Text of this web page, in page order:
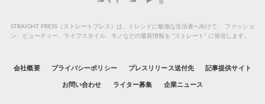
STRAIGHT PRESS（ストレートプレス）は、トレンドに敏感な生活者へ向けて、
ファッショ
ン、ビューティー、ライフスタイル、モノなどの最新情報を “ストレート” に発信します。
会社概要 プライバシーポリシー プレスリリース送付先 記事提供サイト
お問い合わせ ライター募集 企業ニュース